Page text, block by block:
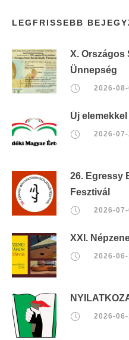
LEGFRISSEBB
X. Országos
Ünnepség
2026-08-
Új
2026-07-
26. Egressy
Fesztivál
2026-07-
XXI.
2026-06-
2026-06-